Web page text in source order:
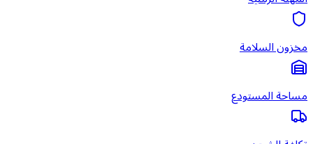
مخزون السلامة
مساحة المستودع